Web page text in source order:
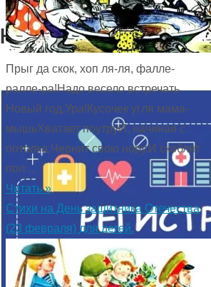
кабинетов
Прыг да скок, хоп ля-ля, фалле-
ралле-ра!Надо весело встречать
Новый год.Ура!Кусочек угля мама-
мышьХватает поутруИ, начиная с
потолка,Чернит свою нору.И скоблят
пол ...
Читать »
Стихи на День защитника Отечества
(23 февраля) для детей.